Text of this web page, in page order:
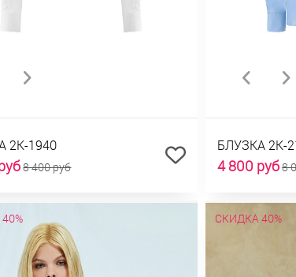
2К-1940
8 400 руб
БЛУЗКА 2К-
4 800 руб8
СКИДКА 40%